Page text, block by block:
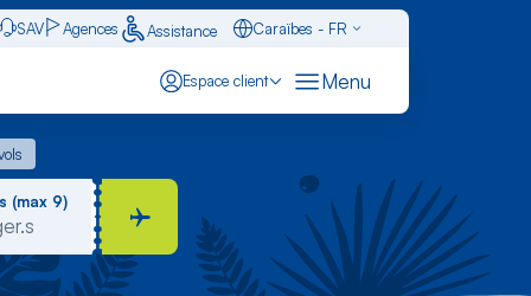
SAV Agences Assistance
Caraïbes - FR
Espace client Menu
vols
(max 9)